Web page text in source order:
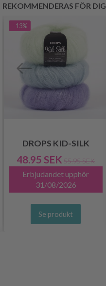
REKOMMENDERAS FÖR DIG
- 13%
DROPS KID-SILK
48.95 SEK 55.95 SEK
Erbjudandet upphör
31/08/2026
Se produkt